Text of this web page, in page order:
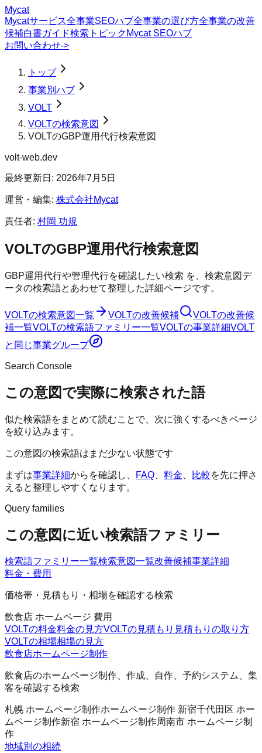
Mycat
Mycatサービス全事業SEOハブ全事業の選び方全事業の改善
候補白書ガイド検索トピック Mycat SEOハブ
お問い合わせ->
トップ
事業別ハブ
VOLT
VOLTの検索意図
VOLTのGBP運用代行検索意図
volt-web.dev
最終更新日: 2026年7月5日
運営・編集: 株式会社Mycat
責任者: 村岡 功規
VOLTのGBP運用代行検索意図
GBP運用代行や管理代行を確認したい検索 を、検索意図デ
ータの検索語とあわせて整理した詳細ページです。
VOLTの検索意図一覧 VOLTの改善候補 VOLTの改善候
補一覧VOLTの検索語ファミリー一覧VOLTの事業詳細VOLT
と同じ事業グループ
Search Console
この意図で実際に検索された語
似た検索語をまとめて読むことで、次に強くするべきページ
を絞り込みます。
この意図の検索語はまだ少ない状態です
まずは事業詳細からを確認し、 FAQ 料金 比較を先に押さ
えると整理しやすくなります。
Query families
この意図に近い検索語ファミリー
検索語ファミリー一覧検索意図一覧改善候補事業詳細
料金・費用
価格帯・見積もり・相場を確認する検索
飲食店 ホームページ 費用
VOLTの料金料金の見方VOLTの見積もり 見積もりの取り方
VOLTの相場相場の見方
飲食店ホームページ制作
飲食店のホームページ制作、作成、自作、予約システム、集
客を確認する検索
札幌 ホームページ制作ホームページ制作 新宿千代田区 ホー
ムページ制作新宿 ホームページ制作周南市 ホームページ制
作
地域別の相続